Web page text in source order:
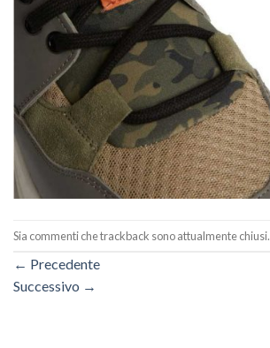
Sia commenti che trackback sono attualmente chiusi.
← Precedente
Successivo →